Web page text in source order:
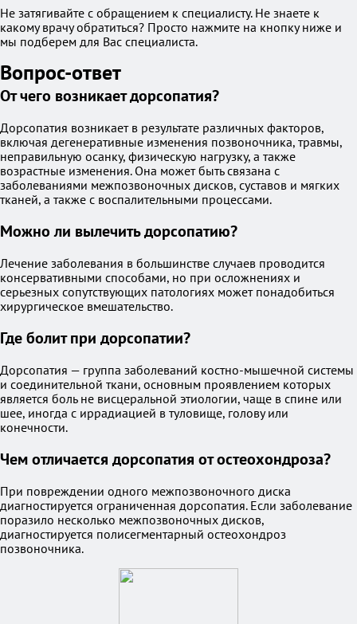
Не затягивайте с обращением к специалисту. Не знаете к
какому врачу обратиться? Просто нажмите на кнопку ниже и
мы подберем для Вас специалиста.
Вопрос-ответ
От чего возникает дорсопатия?
Дорсопатия возникает в результате различных факторов,
включая дегенеративные изменения позвоночника, травмы,
неправильную осанку, физическую нагрузку, а также
возрастные изменения. Она может быть связана с
заболеваниями межпозвоночных дисков, суставов и мягких
тканей, а также с воспалительными процессами.
Можно ли вылечить дорсопатию?
Лечение заболевания в большинстве случаев проводится
консервативными способами, но при осложнениях и
серьезных сопутствующих патологиях может понадобиться
хирургическое вмешательство.
Где болит при дорсопатии?
Дорсопатия — группа заболеваний костно-мышечной системы
и соединительной ткани, основным проявлением которых
является боль не висцеральной этиологии, чаще в спине или
шее, иногда с иррадиацией в туловище, голову или
конечности.
Чем отличается дорсопатия от остеохондроза?
При повреждении одного межпозвоночного диска
диагностируется ограниченная дорсопатия. Если заболевание
поразило несколько межпозвоночных дисков,
диагностируется полисегментарный остеохондроз
позвоночника.